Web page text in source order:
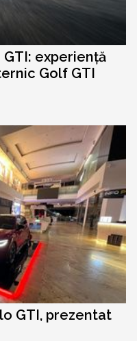
GTI: experiență
Golf GTI
GTI, prezentat